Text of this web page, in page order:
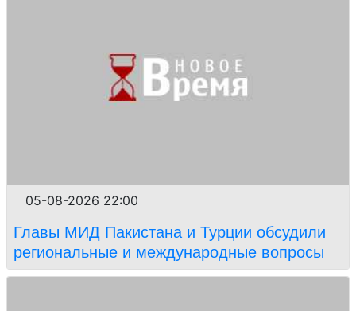
05-08-2026 22:00
Главы МИД Пакистана и Турции обсудили
региональные и международные вопросы